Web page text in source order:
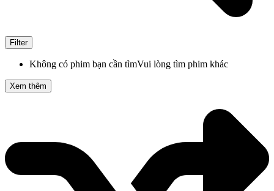
Filter
Không có phim bạn cần tìmVui lòng tìm phim khác
Xem thêm